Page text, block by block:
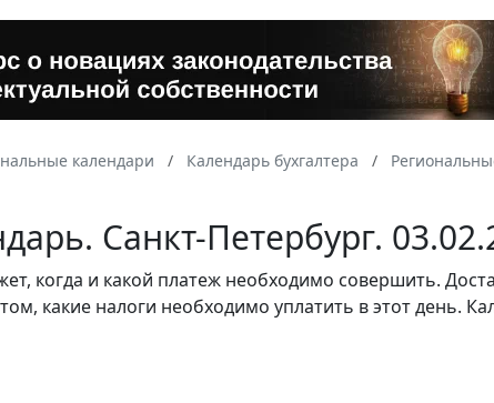
календари Календарь бухгалтера
Санкт-Петербург.
когда и какой платеж необходимо совершить.
какие налоги необходимо уплатить в этот день.